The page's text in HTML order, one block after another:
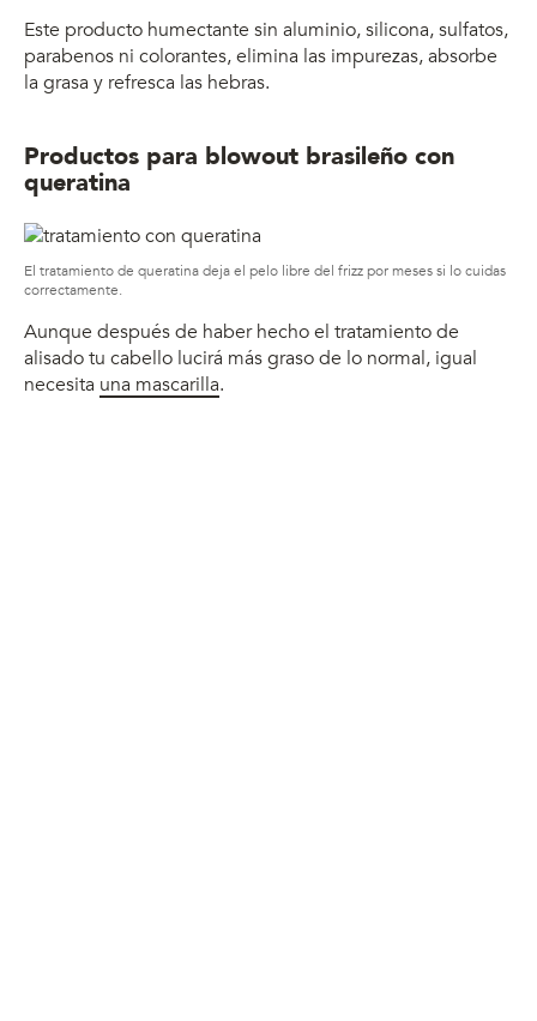
Este producto humectante sin aluminio, silicona, sulfatos,
parabenos ni colorantes,elimina las impurezas, absorbe
la grasa y refresca las hebras.
Productos para blowout brasileño con
queratina
El tratamiento de queratina deja el pelo libre del frizz por meses si lo cuidas
correctamente.
Aunque después de haber hecho el tratamiento de
alisado tu cabello lucirá más graso de lo normal, igual
necesita una mascarilla.